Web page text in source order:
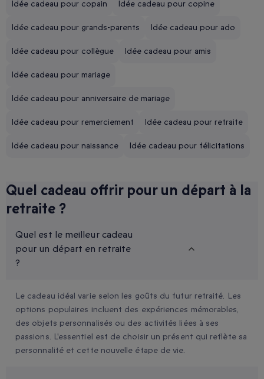
Idée cadeau pour copain Idée cadeau pour copine
Idée cadeau pour grands-parents Idée cadeau pour ado
Idée cadeau pour collègue Idée cadeau pour amis
Idée cadeau pour mariage
Idée cadeau pour anniversaire de mariage
Idée cadeau pour remerciement Idée cadeau pour retraite
Idée cadeau pour naissance Idée cadeau pour félicitations
Quel cadeau offrir pour un départ à la
retraite ?
Quel est le meilleur cadeau
pour un départ en retraite
?
Le cadeau idéal varie selon les goûts du futur retraité. Les
options populaires incluent des expériences mémorables,
des objets personnalisés ou des activités liées à ses
passions. L'essentiel est de choisir un présent qui reflète sa
personnalité et cette nouvelle étape de vie.